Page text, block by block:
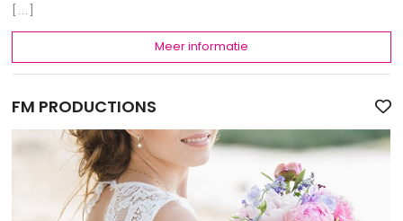
[...]
Meer informatie
FM PRODUCTIONS